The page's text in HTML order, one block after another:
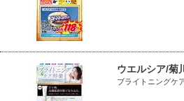
ウエルシア/菊
ブライトニングケ